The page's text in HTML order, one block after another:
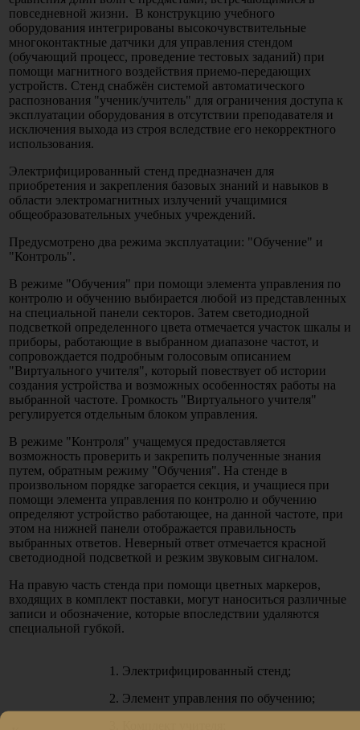
повседневной жизни. В конструкцию учебного
оборудования интегрированы высокочувствительные
многоконтактные датчики для управления стендом
(обучающий процесс, проведение тестовых заданий) при
помощи магнитного воздействия приемо-передающих
устройств. Стенд снабжён системой автоматического
распознования "ученик/учитель" для ограничения доступа к
эксплуатации оборудования в отсутствии преподавателя и
исключения выхода из строя вследствие его некорректного
использования.
Электрифицированный стенд предназначен для
приобретения и закрепления базовых знаний и навыков в
области электромагнитных излучений учащимися
общеобразовательных учебных учреждений.
Предусмотрено два режима эксплуатации: "Обучение" и
"Контроль".
В режиме "Обучения" при помощи элемента управления по
контролю и обучению выбирается любой из представленных
на специальной панели секторов. Затем светодиодной
подсветкой определенного цвета отмечается участок шкалы и
приборы, работающие в выбранном диапазоне частот, и
сопровождается подробным голосовым описанием
"Виртуального учителя", который повествует об истории
создания устройства и возможных особенностях работы на
выбранной частоте. Громкость "Виртуального учителя"
регулируется отдельным блоком управления.
В режиме "Контроля" учащемуся предоставляется
возможность проверить и закрепить полученные знания
путем, обратным режиму "Обучения". На стенде в
произвольном порядке загорается секция, и учащиеся при
помощи элемента управления по контролю и обучению
определяют устройство работающее, на данной частоте, при
этом на нижней панели отображается правильность
выбранных ответов. Неверный ответ отмечается красной
светодиодной подсветкой и резким звуковым сигналом.
На правую часть стенда при помощи цветных маркеров,
входящих в комплект поставки, могут наноситься различные
записи и обозначение, которые впоследствии удаляются
специальной губкой.
1. Электрифицированный стенд;
2. Элемент управления по обучению;